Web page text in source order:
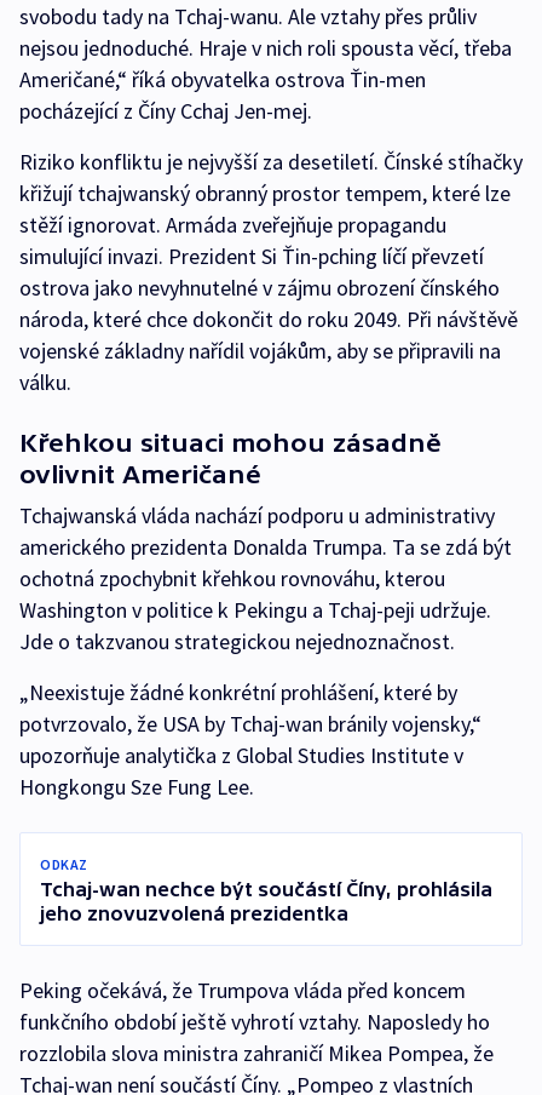
svobodu tady na Tchaj-wanu. Ale vztahy přes průliv
nejsou jednoduché. Hraje v nich roli spousta věcí, třeba
Američané,“ říká obyvatelka ostrova Ťin-men
pocházející z Číny Cchaj Jen-mej.
Riziko konfliktu je nejvyšší za desetiletí. Čínské stíhačky
křižují tchajwanský obranný prostor tempem, které lze
stěží ignorovat. Armáda zveřejňuje propagandu
simulující invazi. Prezident Si Ťin-pching líčí převzetí
ostrova jako nevyhnutelné v zájmu obrození čínského
národa, které chce dokončit do roku 2049. Při návštěvě
vojenské základny nařídil vojákům, aby se připravili na
válku.
Křehkou situaci mohou zásadně
ovlivnit Američané
Tchajwanská vláda nachází podporu u administrativy
amerického prezidenta Donalda Trumpa. Ta se zdá být
ochotná zpochybnit křehkou rovnováhu, kterou
Washington v politice k Pekingu a Tchaj-peji udržuje.
Jde o takzvanou strategickou nejednoznačnost.
„Neexistuje žádné konkrétní prohlášení, které by
potvrzovalo, že USA by Tchaj-wan bránily vojensky,“
upozorňuje analytička z Global Studies Institute v
Hongkongu Sze Fung Lee.
ODKAZ
Tchaj-wan nechce být součástí Číny, prohlásila
jeho znovuzvolená prezidentka
Peking očekává, že Trumpova vláda před koncem
funkčního období ještě vyhrotí vztahy. Naposledy ho
rozzlobila slova ministra zahraničí Mikea Pompea, že
Tchaj-wan není součástí Číny. „Pompeo z vlastních